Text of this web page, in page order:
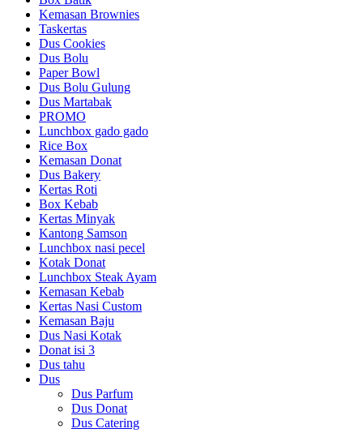
Kemasan Brownies
Taskertas
Dus Cookies
Dus Bolu
Paper Bowl
Dus Bolu Gulung
Dus Martabak
PROMO
Lunchbox gado gado
Rice Box
Kemasan Donat
Dus Bakery
Kertas Roti
Box Kebab
Kertas Minyak
Kantong Samson
Lunchbox nasi pecel
Kotak Donat
Lunchbox Steak Ayam
Kemasan Kebab
Kertas Nasi Custom
Kemasan Baju
Dus Nasi Kotak
Donat isi 3
Dus tahu
Dus
Dus Parfum
Dus Donat
Dus Catering